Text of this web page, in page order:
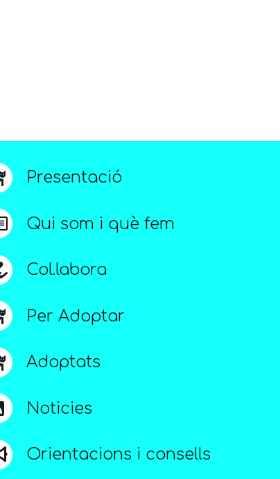
Presentació
Qui som i què fem
Col.labora
Per Adoptar
Adoptats
Noticies
Orientacions i consells